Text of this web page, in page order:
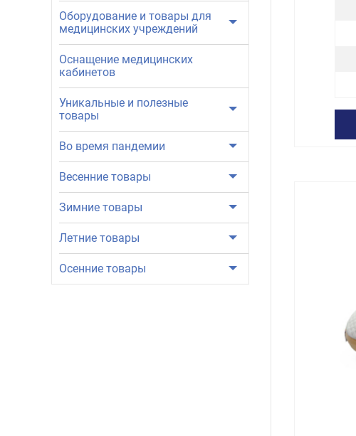
Оборудование и товары для
медицинских учреждений
Оснащение медицинских
кабинетов
Уникальные и полезные
товары
Во время пандемии
Весенние товары
Зимние товары
Летние товары
Осенние товары